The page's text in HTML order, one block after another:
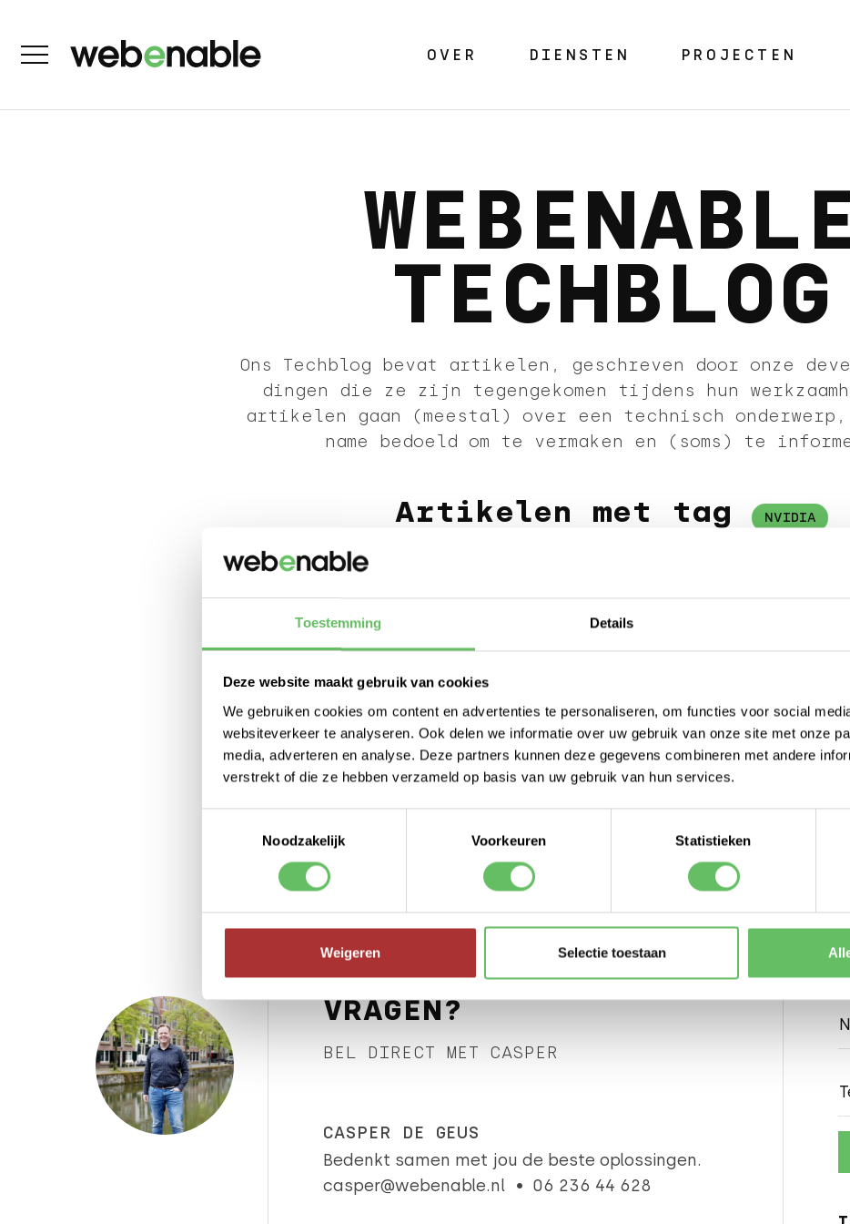
Toestemming Details
Deze website maakt gebruik van cookies
We gebruiken cookies om content en advertenties te personaliseren, om functies voor social
websiteverkeer te analyseren. Ook delen we informatie over uw gebruik van onze site met onze
media, adverteren en analyse. Deze partners kunnen deze gegevens combineren met andere
verstrekt of die ze hebben verzameld op basis van uw gebruik van hun services.
Noodzakelijk
Voorkeuren Statistieken
Weigeren Selectie toestaan
OVER DIENSTEN PROJECTEN
TECHBLOG
Ons Techblog bevat artikelen, geschreven door onze
dingen die ze zijn tegengekomen tijdens hun
artikelen gaan (meestal) over een technisch
name bedoeld om te vermaken en (soms) te
Artikelen met tag NVIDIA
VRIJDAG 28 MAART 2025
TAALMODELLEN IN ACTIE - DEEL 4:
We zijn bij de reasoning-modellen
resultaten zijn onverwacht.
LEES ARTIKEL >
VRAGEN?
BEL DIRECT MET CASPER
CASPER DE GEUS
Bedenkt samen met jou de beste oplossingen.
casper@webenable.nl
06 236 44 628